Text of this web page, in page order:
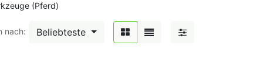
(Pferd)
nach: Beliebteste